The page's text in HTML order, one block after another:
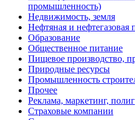
промышленность)
Недвижимость, земля
Нефтяная и
Образование
Общественное питание
Пищевое производство,
Природные ресурсы
Промышленность
Прочее
Реклама, маркетинг,
Страховые компании